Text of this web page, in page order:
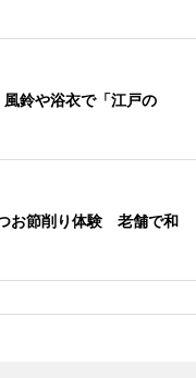
鈴や浴衣で「江戸の
お節削り体験 老舗で和